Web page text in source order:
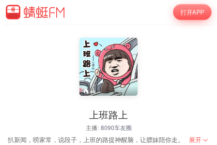
打开APP
94
上班路上
主播: 8090车友圈
扒新闻，唠家常，说段子，上班的路提神醒脑，让膘妹陪你走。 展开